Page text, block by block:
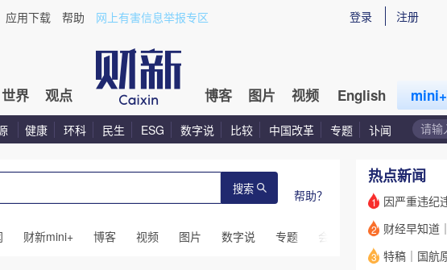
登录 注册
应用下载 帮助 网上有害信息举报专区
世界 观点 博客 图片 视频 English mini+
健康 环科 民生 ESG 数字说 比较 中国改革 专题 讣闻
搜索 帮助？
财新mini+ 博客 视频 图片 数字说 专题 会议 话题 特别呈现
热点新闻
1
2
3